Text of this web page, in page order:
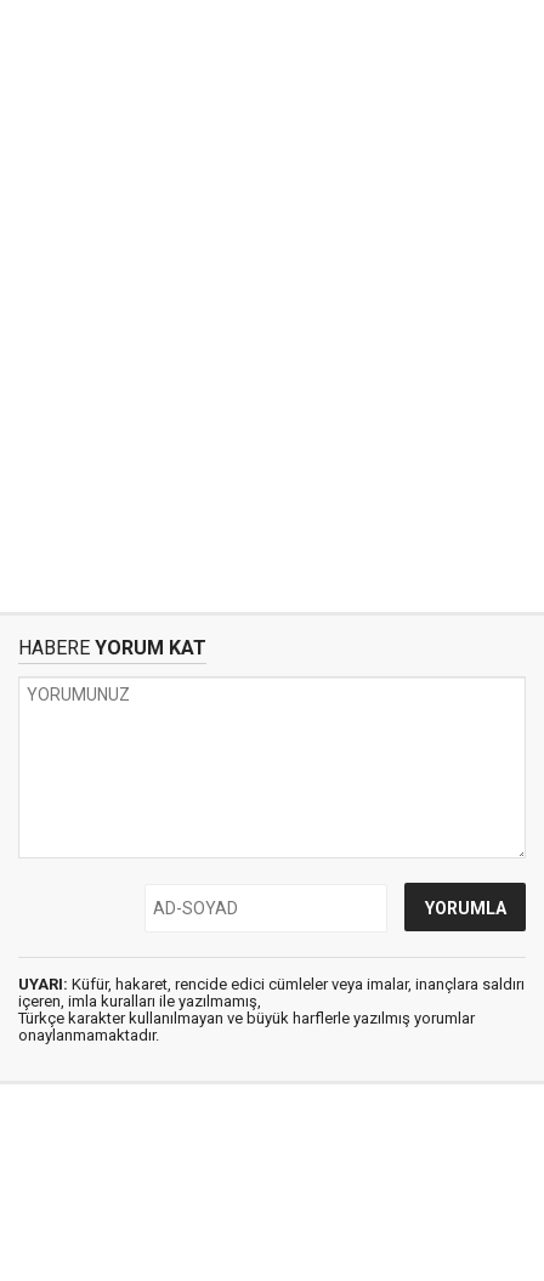
HABERE YORUM KAT
UYARI: Küfür, hakaret, rencide edici cümleler veya imalar, inançlara saldırı
içeren, imla kuralları ile yazılmamış,
Türkçe karakter kullanılmayan ve büyük harflerle yazılmış yorumlar
onaylanmamaktadır.